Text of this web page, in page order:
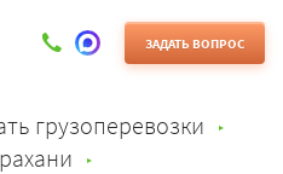
ЗАДАТЬ ВОПРОС
грузоперевозки